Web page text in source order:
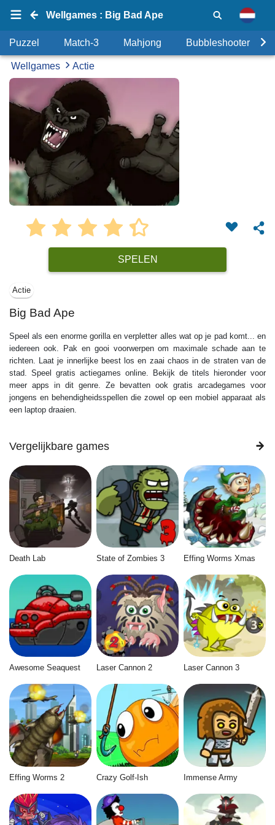
Wellgames : Big Bad Ape
Puzzel Match-3 Mahjong Bubbleshooter
Wellgames Actie
SPELEN
Actie
Big Bad Ape
Speel als een enorme gorilla en verpletter alles wat op je pad komt... en
iedereen ook. Pak en gooi voorwerpen om maximale schade aan te
richten. Laat je innerlijke beest los en zaai chaos in de straten van de
stad. Speel gratis actiegames online. Bekijk de titels hieronder voor
meer apps in dit genre. Ze bevatten ook gratis arcadegames voor
jongens en behendigheidsspellen die zowel op een mobiel apparaat als
een laptop draaien.
Vergelijkbare games
Death Lab State of Zombies 3 Effing Worms Xmas
Awesome Seaquest Laser Cannon 2 Laser Cannon 3
Effing Worms 2 Crazy Golf-Ish Immense Army